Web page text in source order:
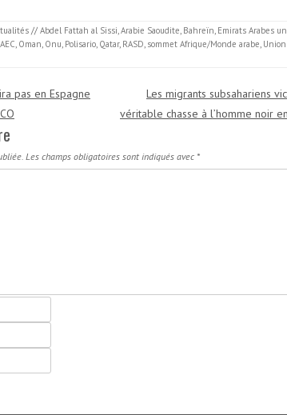
// Abdel Fattah al Sissi,Arabie Saoudite, Bahreïn, Emirats Arabes
, Oman, Onu, Polisario, Qatar, RASD, sommet Afrique/Monde arabe,
pas en Espagne
Les migrants subsahariens
véritable chasse à l’homme noir
Les champs obligatoires sont indiqués avec *